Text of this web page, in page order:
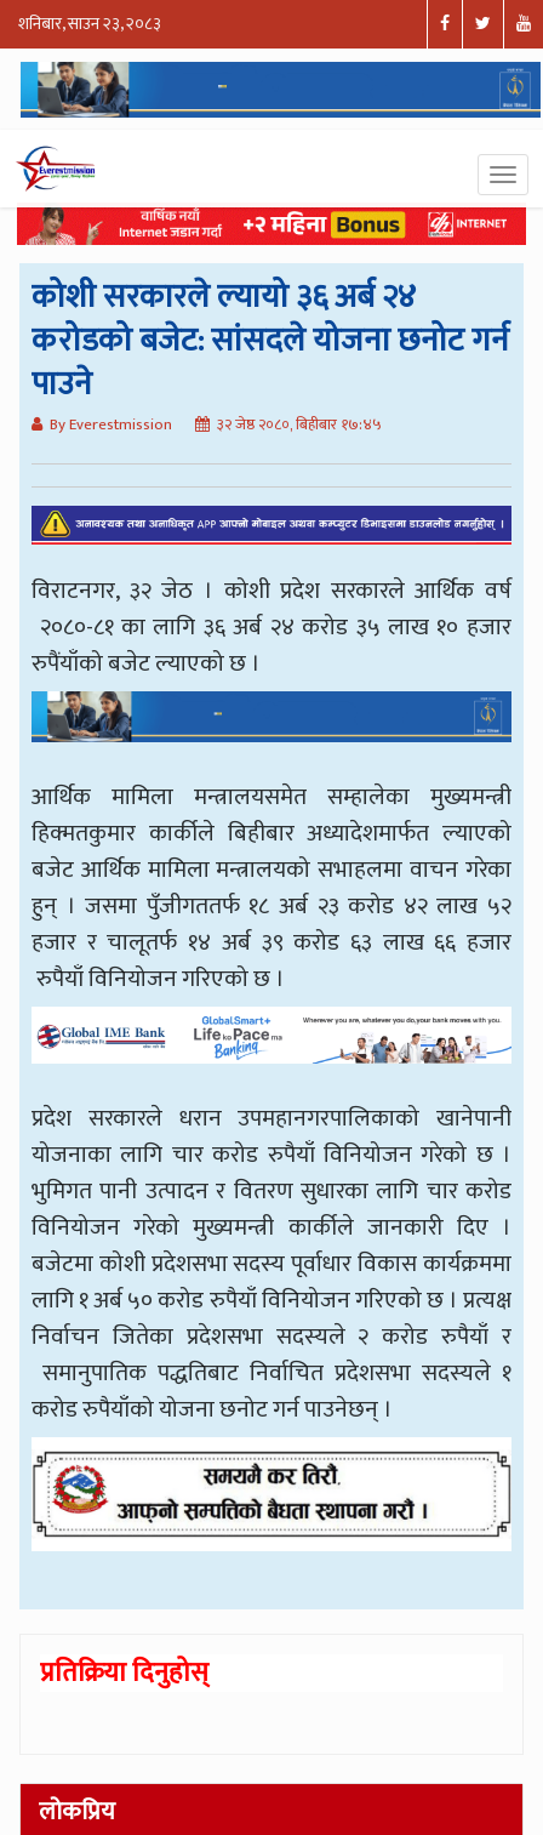
शनिबार, साउन २३, २०८३
कोशी सरकारले ल्यायो ३६ अर्ब २४
करोडको बजेट: सांसदले योजना छनोट गर्न
पाउने
By Everestmission ३२ जेष्ठ २०८०, बिहीबार १७:४५
विराटनगर, ३२ जेठ । कोशी प्रदेश सरकारले आर्थिक वर्ष
२०८०-८१ का लागि ३६ अर्ब २४ करोड ३५ लाख १० हजार
रुपैंयाँको बजेट ल्याएको छ ।
आर्थिक मामिला मन्त्रालयसमेत सम्हालेका मुख्यमन्त्री
हिक्मतकुमार कार्कीले बिहीबार अध्यादेशमार्फत ल्याएको
बजेट आर्थिक मामिला मन्त्रालयको सभाहलमा वाचन गरेका
हुन् । जसमा पुँजीगततर्फ १८ अर्ब २३ करोड ४२ लाख ५२
हजार र चालूतर्फ १४ अर्ब ३९ करोड ६३ लाख ६६ हजार
रुपैयाँ विनियोजन गरिएको छ ।
प्रदेश सरकारले धरान उपमहानगरपालिकाको खानेपानी
योजनाका लागि चार करोड रुपैयाँ विनियोजन गरेको छ ।
भुमिगत पानी उत्पादन र वितरण सुधारका लागि चार करोड
विनियोजन गरेको मुख्यमन्त्री कार्कीले जानकारी दिए ।
बजेटमा कोशी प्रदेशसभा सदस्य पूर्वाधार विकास कार्यक्रममा
लागि १ अर्ब ५० करोड रुपैयाँ विनियोजन गरिएको छ । प्रत्यक्ष
निर्वाचन जितेका प्रदेशसभा सदस्यले २ करोड रुपैयाँ र
समानुपातिक पद्धतिबाट निर्वाचित प्रदेशसभा सदस्यले १
करोड रुपैयाँको योजना छनोट गर्न पाउनेछन् ।
प्रतिक्रिया दिनुहोस्
लोकप्रिय